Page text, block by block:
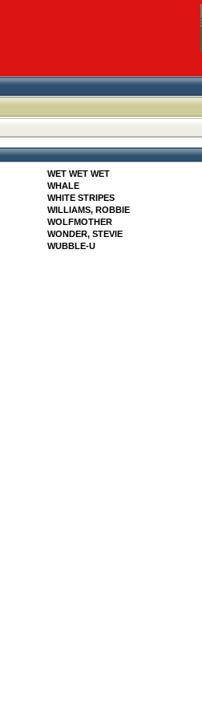
WET WET WET
WHALE
WHITE STRIPES
WILLIAMS, ROBBIE
WOLFMOTHER
WONDER, STEVIE
WUBBLE-U